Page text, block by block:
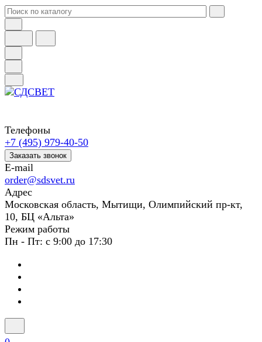
Телефоны
+7 (495) 979-40-50
Заказать звонок
E-mail
order@sdsvet.ru
Адрес
Московская область, Мытищи, Олимпийский пр-кт,
10, БЦ «Альта»
Режим работы
Пн - Пт: с 9:00 до 17:30